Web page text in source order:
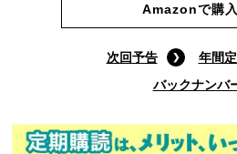
Amazonで購
次回予告
年間
バックナンバ